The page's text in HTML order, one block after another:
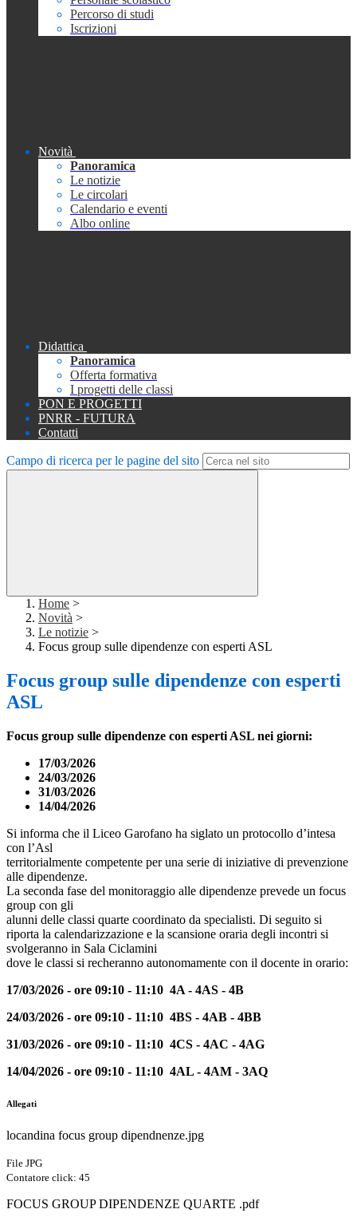
Percorso di studi
Iscrizioni
Novità
Panoramica
Le notizie
Le circolari
Calendario e eventi
Albo online
Didattica
Panoramica
Offerta formativa
I progetti delle classi
PON E PROGETTI
PNRR - FUTURA
Contatti
Campo di ricerca per le pagine del sito
Home >
Novità >
Le notizie >
Focus group sulle dipendenze con esperti ASL
Focus group sulle dipendenze con esperti
ASL
Focus group sulle dipendenze con esperti ASL nei giorni:
17/03/2026
24/03/2026
31/03/2026
14/04/2026
Si informa che il Liceo Garofano ha siglato un protocollo d’intesa
con l’Asl
territorialmente competente per una serie di iniziative di prevenzione
alle dipendenze.
La seconda fase del monitoraggio alle dipendenze prevede un focus
group con gli
alunni delle classi quarte coordinato da specialisti. Di seguito si
riporta la calendarizzazione e la scansione oraria degli incontri si
svolgeranno in Sala Ciclamini
dove le classi si recheranno autonomamente con il docente in orario:
17/03/2026 - ore 09:10 - 11:10 4A - 4AS - 4B
24/03/2026 - ore 09:10 - 11:10 4BS - 4AB - 4BB
31/03/2026 - ore 09:10 - 11:10 4CS - 4AC - 4AG
14/04/2026 - ore 09:10 - 11:10 4AL - 4AM - 3AQ
Allegati
locandina focus group dipendnenze.jpg
File JPG
Contatore click: 45
FOCUS GROUP DIPENDENZE QUARTE .pdf